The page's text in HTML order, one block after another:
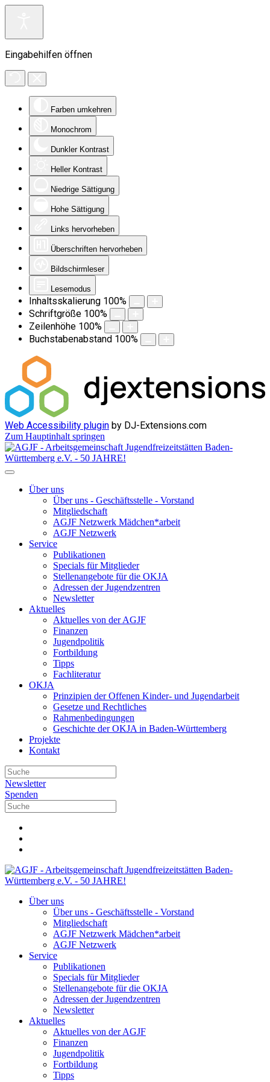
Eingabehilfen öffnen
Farben umkehren
Monochrom
Dunkler Kontrast
Heller Kontrast
Niedrige Sättigung
Hohe Sättigung
Links hervorheben
Überschriften hervorheben
Bildschirmleser
Lesemodus
Inhaltsskalierung 100%
Schriftgröße 100%
Zeilenhöhe 100%
Buchstabenabstand 100%
Web Accessibility plugin by DJ-Extensions.com
Zum Hauptinhalt springen
Über uns
Über uns - Geschäftsstelle - Vorstand
Mitgliedschaft
AGJF Netzwerk Mädchen*arbeit
AGJF Netzwerk
Service
Publikationen
Specials für Mitglieder
Stellenangebote für die OKJA
Adressen der Jugendzentren
Newsletter
Aktuelles
Aktuelles von der AGJF
Finanzen
Jugendpolitik
Fortbildung
Tipps
Fachliteratur
OKJA
Prinzipien der Offenen Kinder- und Jugendarbeit
Gesetze und Rechtliches
Rahmenbedingungen
Geschichte der OKJA in Baden-Württemberg
Projekte
Kontakt
Newsletter
Spenden
Über uns
Über uns - Geschäftsstelle - Vorstand
Mitgliedschaft
AGJF Netzwerk Mädchen*arbeit
AGJF Netzwerk
Service
Publikationen
Specials für Mitglieder
Stellenangebote für die OKJA
Adressen der Jugendzentren
Newsletter
Aktuelles
Aktuelles von der AGJF
Finanzen
Jugendpolitik
Fortbildung
Tipps